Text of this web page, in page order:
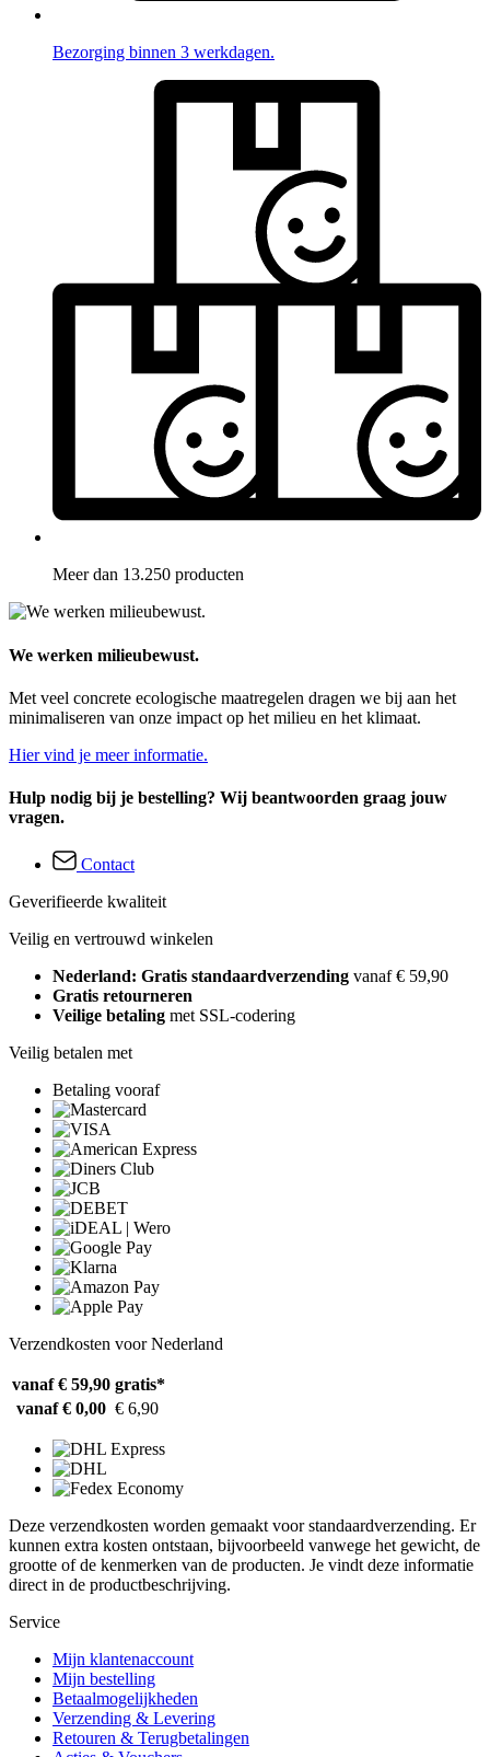
Bezorging binnen 3 werkdagen.
Meer dan 13.250 producten
We werken milieubewust.
Met veel concrete ecologische maatregelen dragen we bij aan het
minimaliseren van onze impact op het milieu en het klimaat.
Hier vind je meer informatie.
Hulp nodig bij je bestelling? Wij beantwoorden graag jouw
vragen.
Contact
Geverifieerde kwaliteit
Veilig en vertrouwd winkelen
Nederland: Gratis standaardverzending vanaf € 59,90
Gratis retourneren
Veilige betaling met SSL-codering
Veilig betalen met
Betaling vooraf
Verzendkosten voor Nederland
vanaf € 59,90 gratis*
vanaf € 0,00 € 6,90
Deze verzendkosten worden gemaakt voor standaardverzending. Er
kunnen extra kosten ontstaan, bijvoorbeeld vanwege het gewicht, de
grootte of de kenmerken van de producten. Je vindt deze informatie
direct in de productbeschrijving.
Service
Mijn klantenaccount
Mijn bestelling
Betaalmogelijkheden
Verzending & Levering
Retouren & Terugbetalingen